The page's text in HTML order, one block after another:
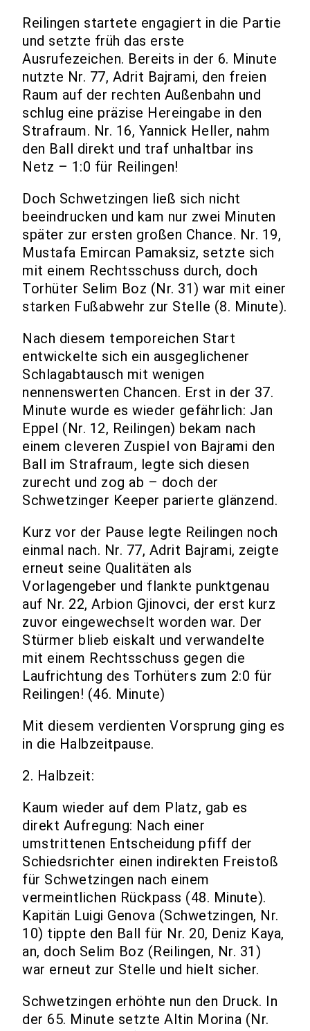
Reilingen startete engagiert in die Partie
und setzte früh das erste
Ausrufezeichen. Bereits in der 6. Minute
nutzte Nr. 77, Adrit Bajrami, den freien
Raum auf der rechten Außenbahn und
schlug eine präzise Hereingabe in den
Strafraum. Nr. 16, Yannick Heller, nahm
den Ball direkt und traf unhaltbar ins
Netz – 1:0 für Reilingen!
Doch Schwetzingen ließ sich nicht
beeindrucken und kam nur zwei Minuten
später zur ersten großen Chance. Nr. 19,
Mustafa Emircan Pamaksiz, setzte sich
mit einem Rechtsschuss durch, doch
Torhüter Selim Boz (Nr. 31) war mit einer
starken Fußabwehr zur Stelle (8. Minute).
Nach diesem temporeichen Start
entwickelte sich ein ausgeglichener
Schlagabtausch mit wenigen
nennenswerten Chancen. Erst in der 37.
Minute wurde es wieder gefährlich: Jan
Eppel (Nr. 12, Reilingen) bekam nach
einem cleveren Zuspiel von Bajrami den
Ball im Strafraum, legte sich diesen
zurecht und zog ab – doch der
Schwetzinger Keeper parierte glänzend.
Kurz vor der Pause legte Reilingen noch
einmal nach. Nr. 77, Adrit Bajrami, zeigte
erneut seine Qualitäten als
Vorlagengeber und flankte punktgenau
auf Nr. 22, Arbion Gjinovci, der erst kurz
zuvor eingewechselt worden war. Der
Stürmer blieb eiskalt und verwandelte
mit einem Rechtsschuss gegen die
Laufrichtung des Torhüters zum 2:0 für
Reilingen! (46. Minute)
Mit diesem verdienten Vorsprung ging es
in die Halbzeitpause.
2. Halbzeit:
Kaum wieder auf dem Platz, gab es
direkt Aufregung: Nach einer
umstrittenen Entscheidung pfiff der
Schiedsrichter einen indirekten Freistoß
für Schwetzingen nach einem
vermeintlichen Rückpass (48. Minute).
Kapitän Luigi Genova (Schwetzingen, Nr.
10) tippte den Ball für Nr. 20, Deniz Kaya,
an, doch Selim Boz (Reilingen, Nr. 31)
war erneut zur Stelle und hielt sicher.
Schwetzingen erhöhte nun den Druck. In
der 65. Minute setzte Altin Morina (Nr.